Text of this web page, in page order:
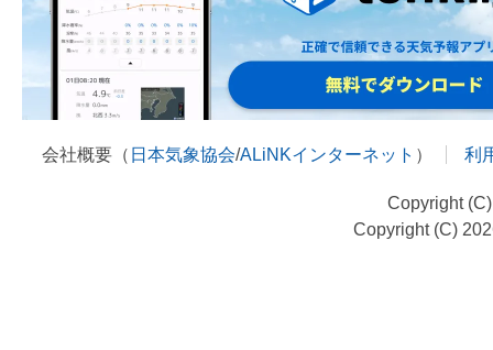
会社概要（ 日本気象協会/ALiNKインターネット ） 利
Copyright
Copyright (C)